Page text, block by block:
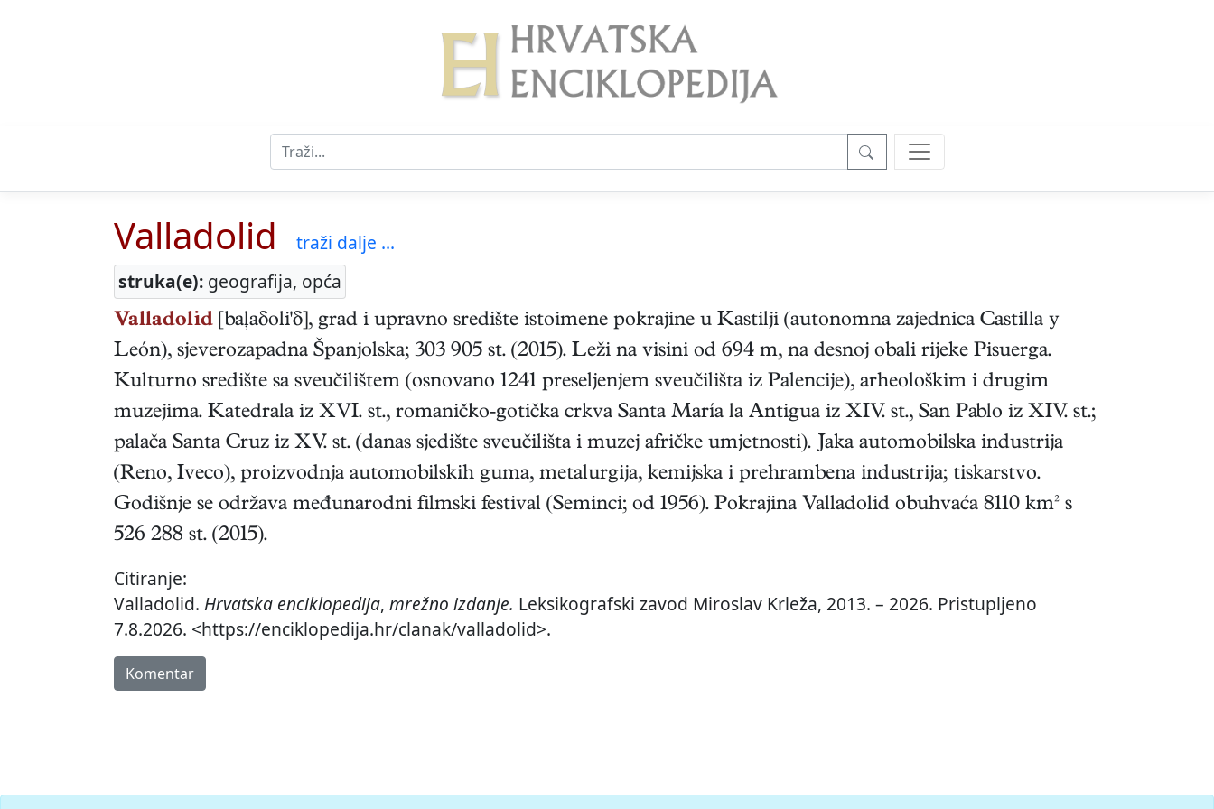
Valladolid
traži dalje ...
struka(e): geografija, opća
Valladolid [baļaδoli'δ], grad i upravno središte istoimene pokrajine u Kastilji (autonomna zajednica Castilla y
León), sjeverozapadna Španjolska; 303 905 st. (2015). Leži na visini od 694 m, na desnoj obali rijeke Pisuerga.
Kulturno središte sa sveučilištem (osnovano 1241 preseljenjem sveučilišta iz Palencije), arheološkim i drugim
muzejima. Katedrala iz XVI. st., romaničko-gotička crkva Santa María la Antigua iz XIV. st., San Pablo iz XIV. st.;
palača Santa Cruz iz XV. st. (danas sjedište sveučilišta i muzej afričke umjetnosti). Jaka automobilska industrija
(Reno, Iveco), proizvodnja automobilskih guma, metalurgija, kemijska i prehrambena industrija; tiskarstvo.
Godišnje se održava međunarodni filmski festival (Seminci; od 1956). Pokrajina Valladolid obuhvaća 8110 km² s
526 288 st. (2015).
Citiranje:
Valladolid. Hrvatska enciklopedija, mrežno izdanje. Leksikografski zavod Miroslav Krleža, 2013. – 2026. Pristupljeno
7.8.2026. <https://enciklopedija.hr/clanak/valladolid>.
Komentar